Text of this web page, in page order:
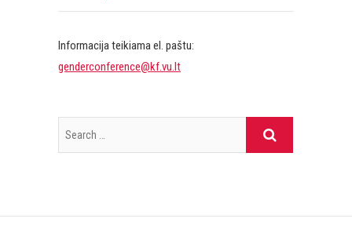
Informacija teikiama el. paštu:
genderconference@kf.vu.lt